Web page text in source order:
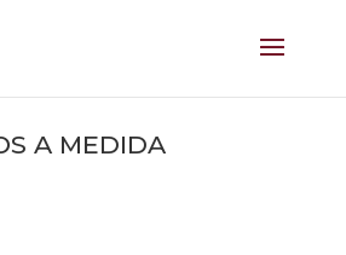
A MEDIDA